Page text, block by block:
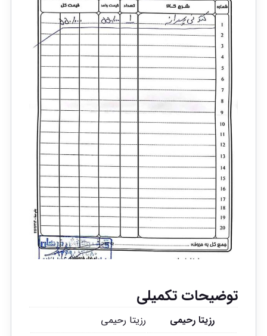
توضیحات تکمیلی
رزیتا رحیمی رزیتا رحیمی